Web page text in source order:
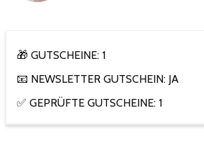
🎁 GUTSCHEINE: 1
📧 NEWSLETTER GUTSCHEIN: JA
✅ GEPRÜFTE GUTSCHEINE: 1